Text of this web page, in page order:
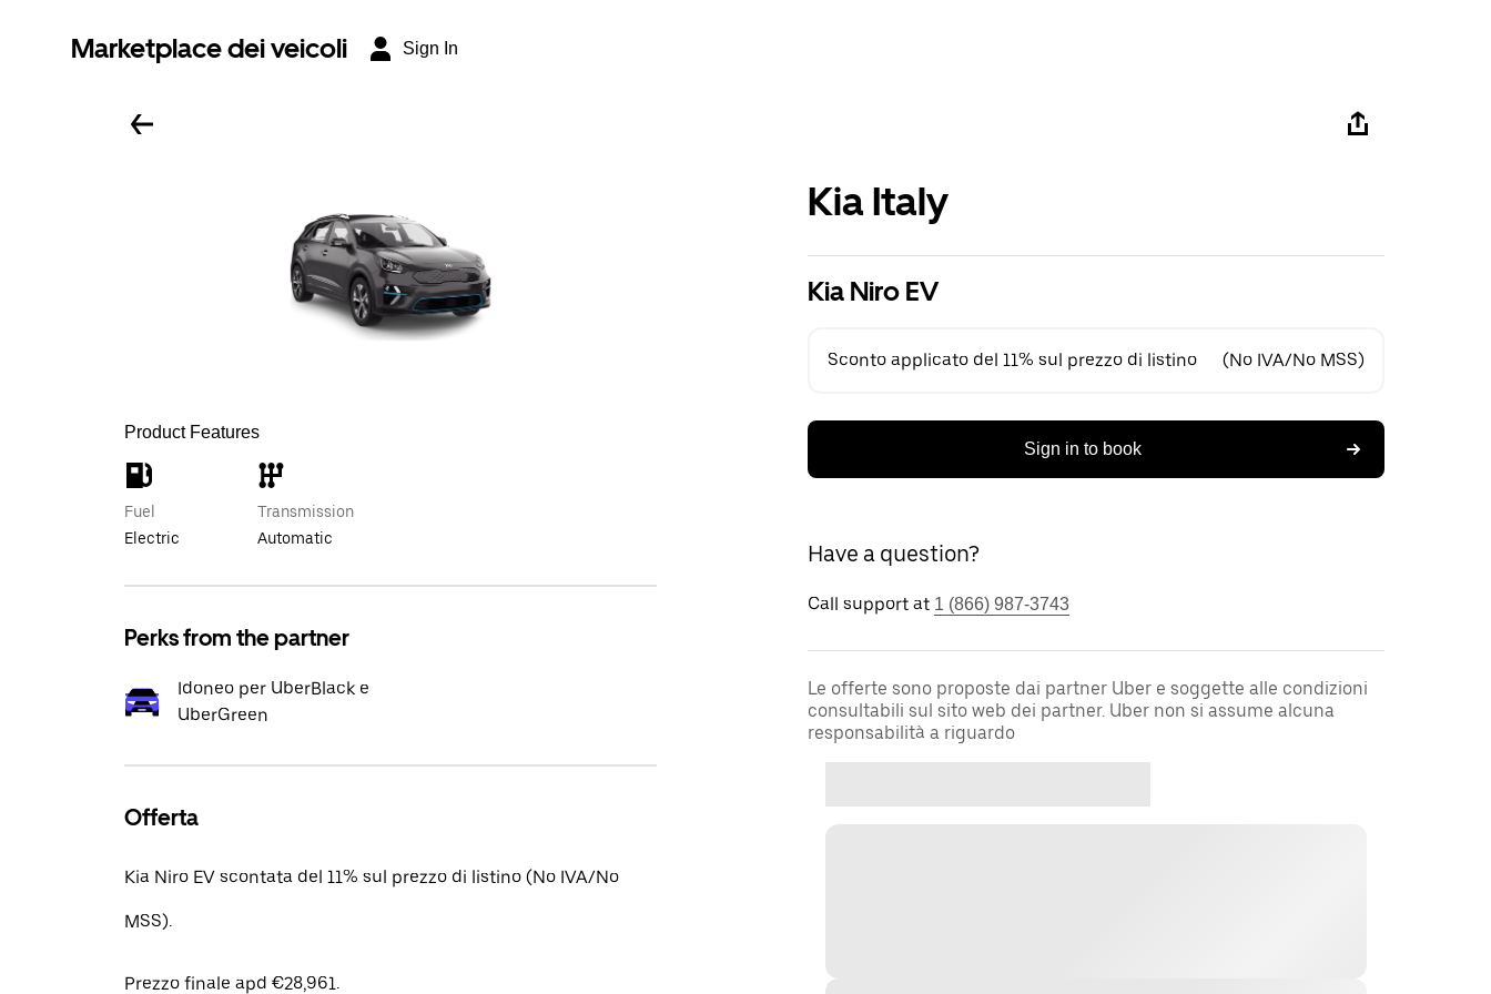
Marketplace dei veicoli Sign In
Product Features
Fuel
Electric
Transmission
Automatic
Perks from the partner
Idoneo per UberBlack e
UberGreen
Offerta
Kia Niro EV scontata del 11% sul prezzo di listino (No IVA/No
MSS).
Prezzo finale apd €28,961.
Kia Italy
Kia Niro EV
Sconto applicato del 11% sul prezzo di listino (No IVA/No MSS)
Sign in to book
Have a question?
Call support at 1 (866) 987-3743
Le offerte sono proposte dai partner Uber e soggette alle condizioni
consultabili sul sito web dei partner. Uber non si assume alcuna
responsabilità a riguardo